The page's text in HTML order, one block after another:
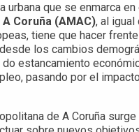
urbana que se enmarca en
Coruña (AMAC), al igual
tiene que hacer
los cambios
do estancamiento
pasando por el
de A Coruña